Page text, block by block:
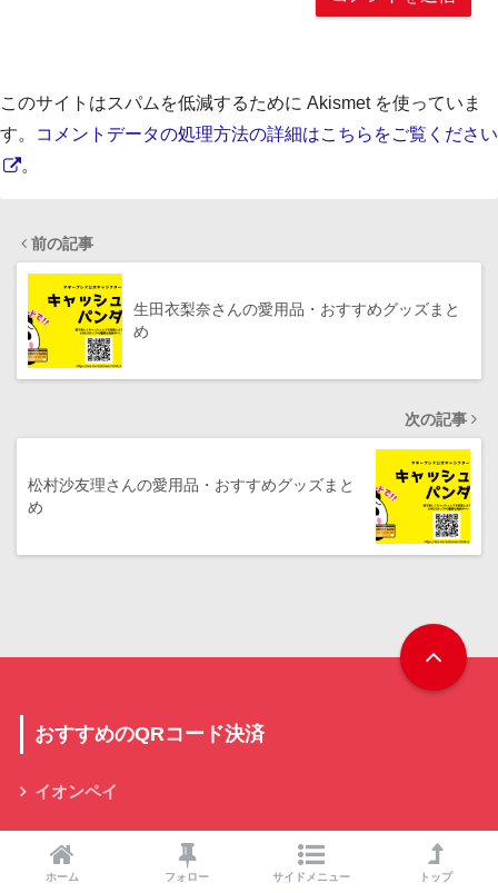
このサイトはスパムを低減するために Akismet を使っていま
す。
コメントデータの処理方法の詳細はこちらをご覧ください
。
前の記事
生田衣梨奈さんの愛用品・おすすめグッズまと
め
次の記事
松村沙友理さんの愛用品・おすすめグッズまと
め
おすすめのQRコード決済
イオンペイ
d払い
ホーム フォロー サイドメニュー トップ